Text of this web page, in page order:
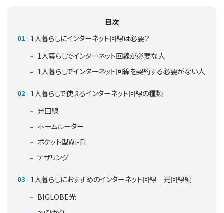
目次
1人暮らしにインターネット回線は必要？
1人暮らしでインターネット回線が必要な人
1人暮らしでインターネット回線を契約する必要がない人
1人暮らしで使えるインターネット回線の種類
光回線
ホームルーター
ポケット型Wi-Fi
テザリング
1人暮らしにおすすめのインターネット回線｜光回線編
BIGLOBE光